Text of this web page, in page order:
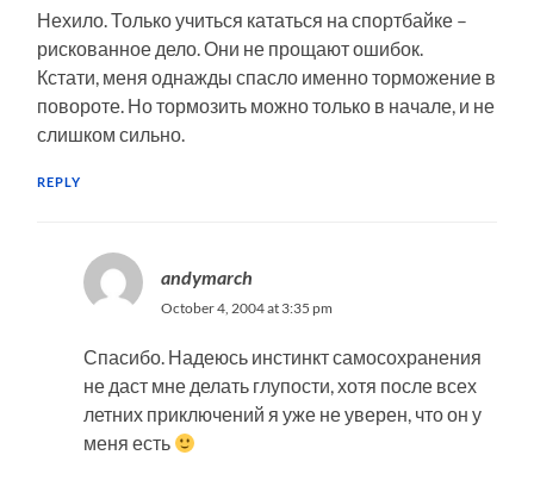
Нехило. Только учиться кататься на спортбайке –
рискованное дело. Они не прощают ошибок.
Кстати, меня однажды спасло именно торможение в
повороте. Но тормозить можно только в начале, и не
слишком сильно.
REPLY
andymarch
October 4, 2004 at 3:35 pm
Спасибо. Надеюсь инстинкт самосохранения
не даст мне делать глупости, хотя после всех
летних приключений я уже не уверен, что он у
меня есть